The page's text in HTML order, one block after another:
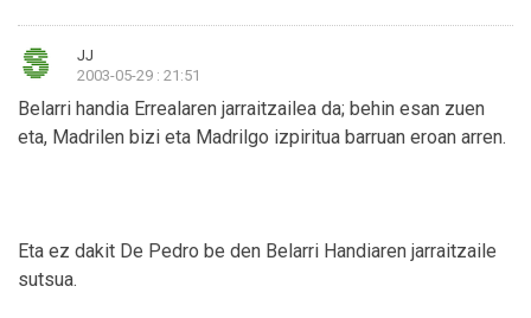
JJ
2003-05-29 : 21:51
Belarri handia Errealaren jarraitzailea da; behin esan zuen
eta, Madrilen bizi eta Madrilgo izpiritua barruan eroan arren.
Eta ez dakit De Pedro be den Belarri Handiaren jarraitzaile
sutsua.